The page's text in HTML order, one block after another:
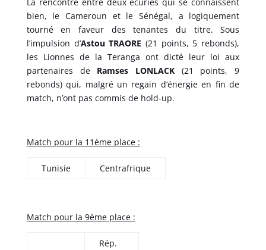
La rencontre entre deux écuries qui se connaissent
bien, le Cameroun et le Sénégal, a logiquement
tourné en faveur des tenantes du titre. Sous
l’impulsion d’Astou TRAORE (21 points, 5 rebonds),
les Lionnes de la Teranga ont dicté leur loi aux
partenaires de Ramses LONLACK (21 points, 9
rebonds) qui, malgré un regain d’énergie en fin de
match, n’ont pas commis de hold-up.
Match pour la 11ème place :
Tunisie Centrafrique
Match pour la 9ème place :
Rép.